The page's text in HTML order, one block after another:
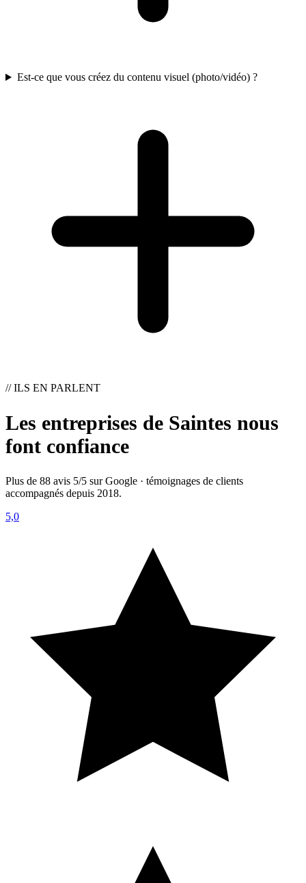
Est-ce que vous créez du contenu visuel (photo/vidéo) ?
// ILS EN PARLENT
Les entreprises de Saintes nous
font confiance
Plus de 88 avis 5/5 sur Google · témoignages de clients
accompagnés depuis 2018.
5,0